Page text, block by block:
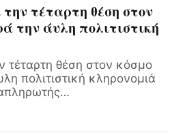
τέταρτη θέση στον
την άυλη πολιτιστική
τέταρτη θέση στον κόσμο
πολιτιστική κληρονομιά